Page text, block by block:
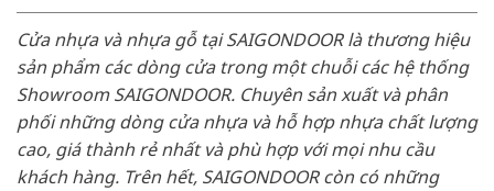
Cửa nhựa và nhựa gỗ tại SAIGONDOOR là thương hiệu
sản phẩm các dòng cửa trong một chuỗi các hệ thống
Showroom SAIGONDOOR. Chuyên sản xuất và phân
phối những dòng cửa nhựa và hỗ hợp nhựa chất lượng
cao, giá thành rẻ nhất và phù hợp với mọi nhu cầu
khách hàng. Trên hết, SAIGONDOOR còn có những